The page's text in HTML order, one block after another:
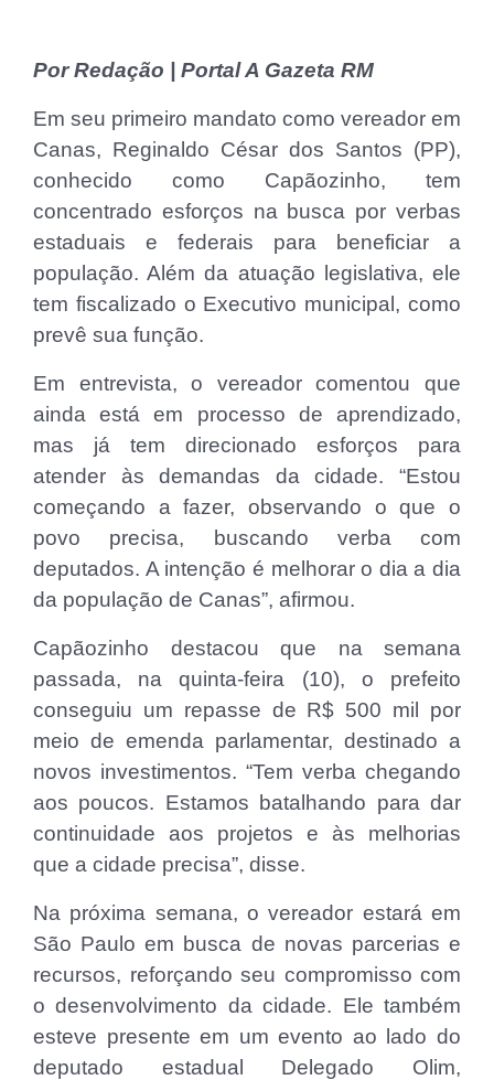
Por Redação | Portal A Gazeta RM
Em seu primeiro mandato como vereador em
Canas, Reginaldo César dos Santos (PP),
conhecido como Capãozinho, tem
concentrado esforços na busca por verbas
estaduais e federais para beneficiar a
população. Além da atuação legislativa, ele
tem fiscalizado o Executivo municipal, como
prevê sua função.
Em entrevista, o vereador comentou que
ainda está em processo de aprendizado,
mas já tem direcionado esforços para
atender às demandas da cidade. “Estou
começando a fazer, observando o que o
povo precisa, buscando verba com
deputados. A intenção é melhorar o dia a dia
da população de Canas”, afirmou.
Capãozinho destacou que na semana
passada, na quinta-feira (10), o prefeito
conseguiu um repasse de R$ 500 mil por
meio de emenda parlamentar, destinado a
novos investimentos. “Tem verba chegando
aos poucos. Estamos batalhando para dar
continuidade aos projetos e às melhorias
que a cidade precisa”, disse.
Na próxima semana, o vereador estará em
São Paulo em busca de novas parcerias e
recursos, reforçando seu compromisso com
o desenvolvimento da cidade. Ele também
esteve presente em um evento ao lado do
deputado estadual Delegado Olim,